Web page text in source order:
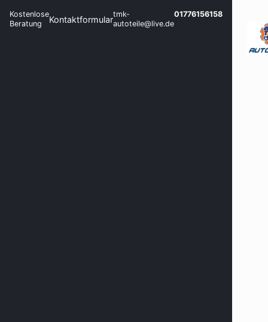
Kostenlose
Beratung
Kontaktformulartmk-
autoteile@live.de
01776156158